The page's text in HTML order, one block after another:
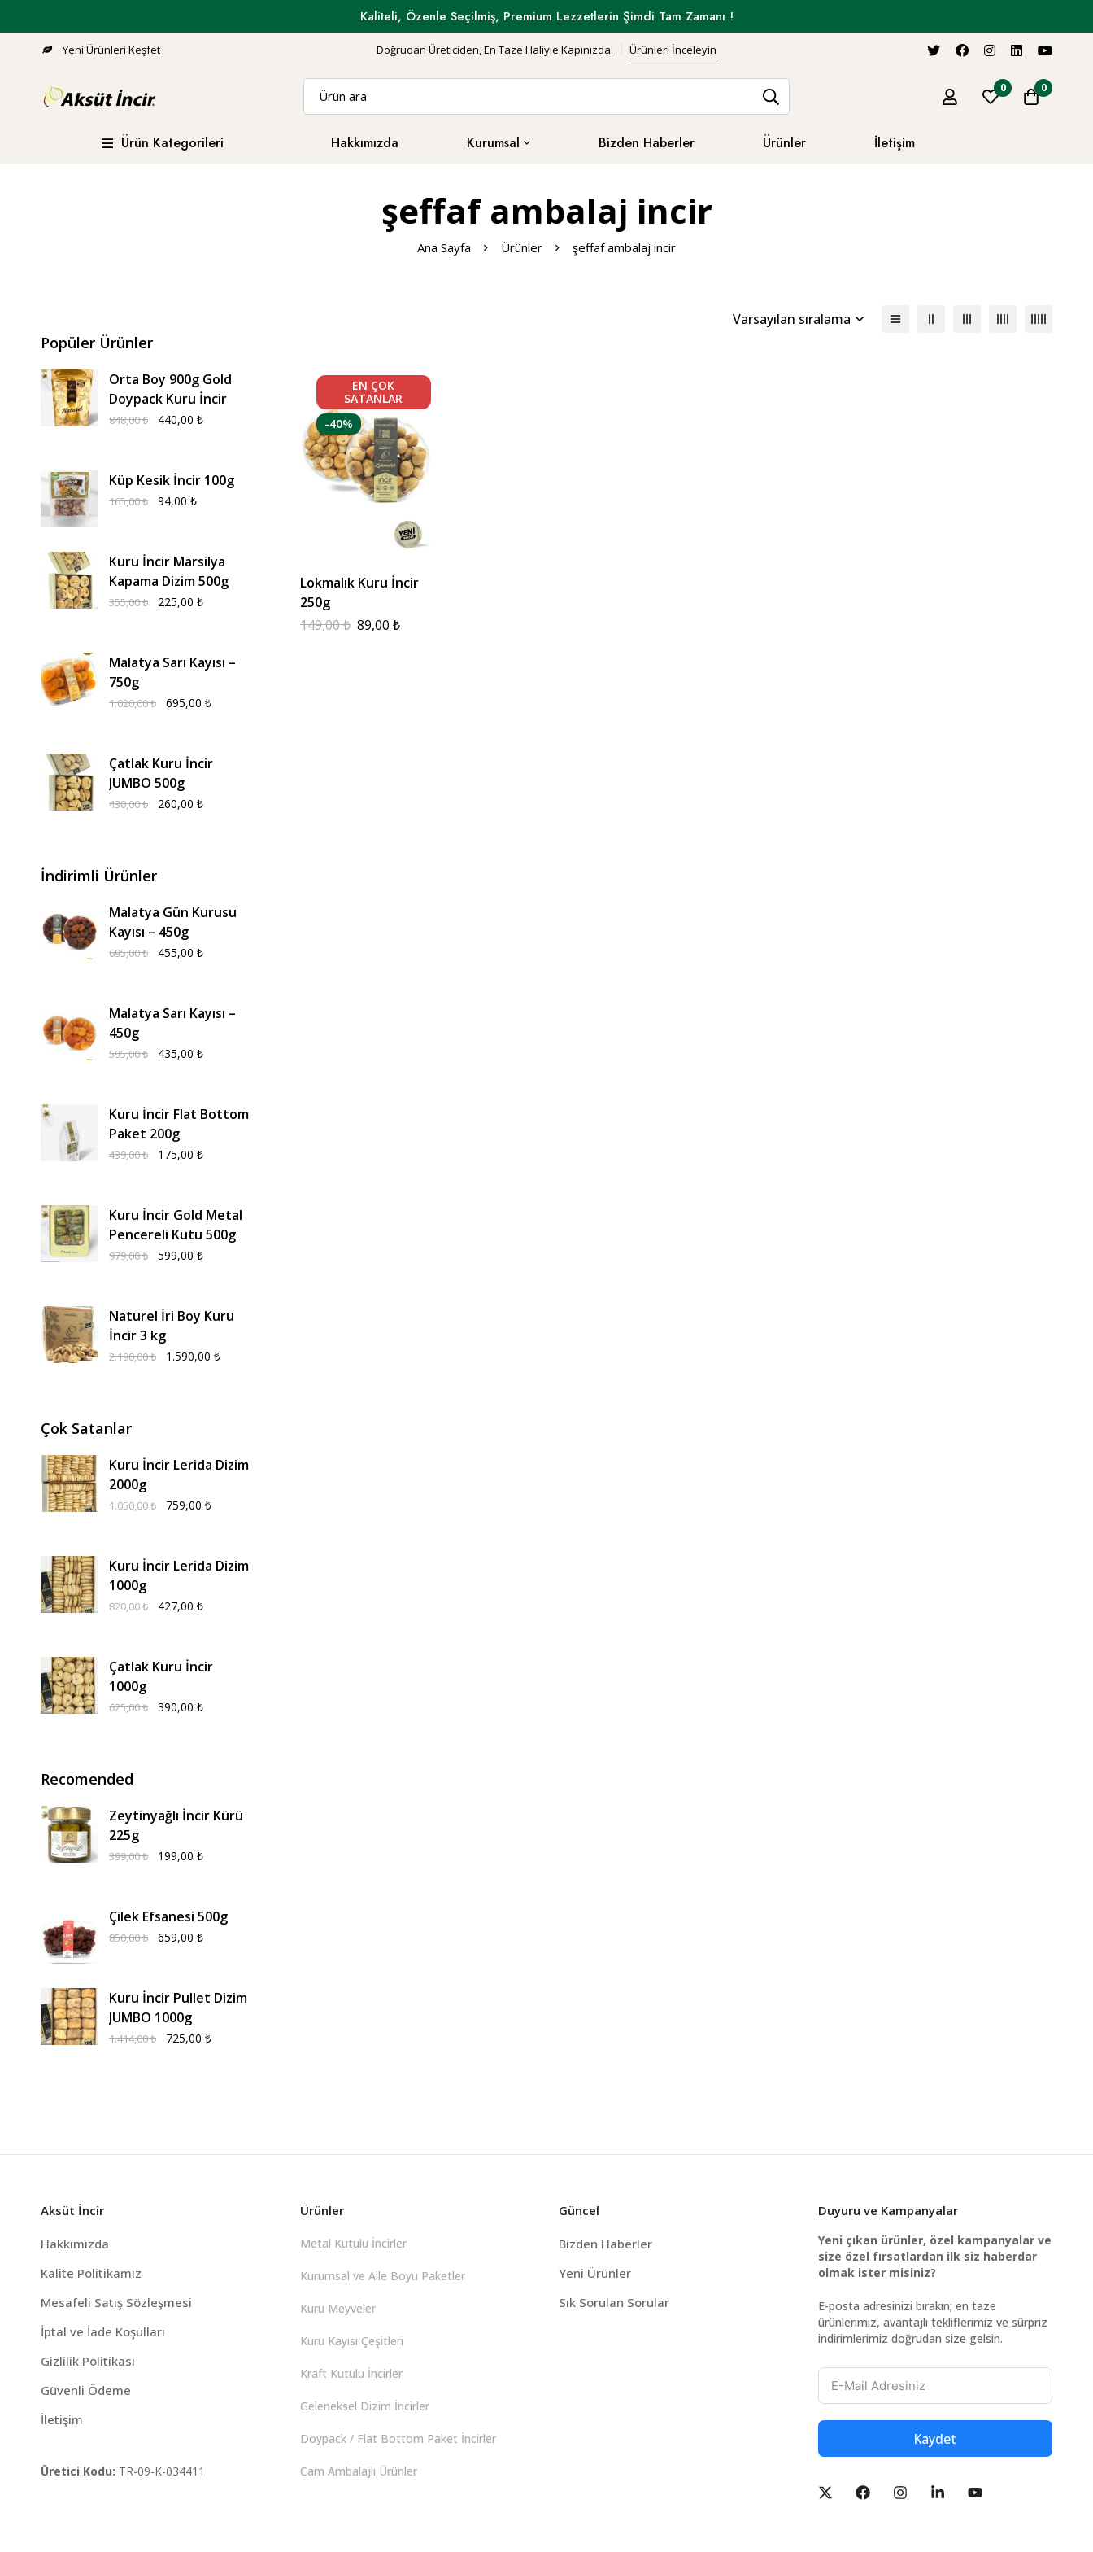
Kaliteli, Özenle Seçilmiş, Premium Lezzetlerin Şimdi Tam Zamanı !
Yeni Ürünleri Keşfet Doğrudan Üreticiden, En Taze Haliyle Kapınızda. Ürünleri İnceleyin
0 0
Ürün Kategorileri Hakkımızda Kurumsal Bizden Haberler Ürünler İletişim
şeffaf ambalaj incir
Ana Sayfa Ürünler şeffaf ambalaj incir
Popüler Ürünler
Orta Boy 900g Gold
Doypack Kuru İncir
848,00₺ 440,00 ₺
Küp Kesik İncir 100g
165,00₺ 94,00 ₺
Kuru İncir Marsilya
Kapama Dizim 500g
355,00₺ 225,00 ₺
Malatya Sarı Kayısı –
750g
1.020,00₺ 695,00 ₺
Çatlak Kuru İncir
JUMBO 500g
430,00₺ 260,00 ₺
İndirimli Ürünler
Malatya Gün Kurusu
Kayısı – 450g
695,00₺ 455,00 ₺
Malatya Sarı Kayısı –
450g
595,00₺ 435,00 ₺
Kuru İncir Flat Bottom
Paket 200g
439,00₺ 175,00 ₺
Kuru İncir Gold Metal
Pencereli Kutu 500g
979,00₺ 599,00 ₺
Naturel İri Boy Kuru
İncir 3 kg
2.190,00₺ 1.590,00 ₺
Çok Satanlar
Kuru İncir Lerida Dizim
2000g
1.050,00₺ 759,00 ₺
Kuru İncir Lerida Dizim
1000g
820,00₺ 427,00 ₺
Çatlak Kuru İncir
1000g
625,00₺ 390,00 ₺
Recomended
Zeytinyağlı İncir Kürü
225g
399,00₺ 199,00 ₺
Çilek Efsanesi 500g
850,00₺ 659,00 ₺
Kuru İncir Pullet Dizim
JUMBO 1000g
1.414,00₺ 725,00 ₺
Varsayılan sıralama
EN ÇOK
SATANLAR
-40%
Lokmalık Kuru İncir
250g
149,00₺ 89,00 ₺
Aksüt İncir
Hakkımızda
Kalite Politikamız
Mesafeli Satış Sözleşmesi
İptal ve İade Koşulları
Gizlilik Politikası
Güvenli Ödeme
İletişim
Üretici Kodu: TR-09-K-034411
Ürünler
Metal Kutulu İncirler
Kurumsal ve Aile Boyu Paketler
Kuru Meyveler
Kuru Kayısı Çeşitleri
Kraft Kutulu İncirler
Geleneksel Dizim İncirler
Doypack / Flat Bottom Paket İncirler
Cam Ambalajlı Ürünler
Güncel
Bizden Haberler
Yeni Ürünler
Sık Sorulan Sorular
Duyuru ve Kampanyalar
Yeni çıkan ürünler, özel kampanyalar ve
size özel fırsatlardan ilk siz haberdar
olmak ister misiniz?
E-posta adresinizi bırakın; en taze
ürünlerimiz, avantajlı tekliflerimiz ve sürpriz
indirimlerimiz doğrudan size gelsin.
Kaydet